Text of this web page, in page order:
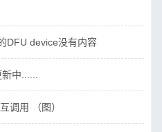
DFU device没有内容
中......
调用 （图）